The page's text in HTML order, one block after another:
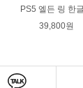
PS5 엘든 링 한
39,800원